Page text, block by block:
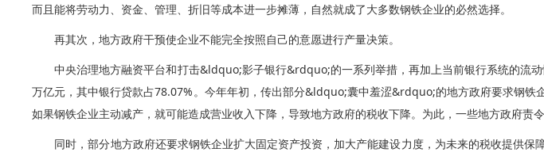
而且能将劳动力、资金、管理、折旧等成本进一步摊薄，自然就成了大多数钢铁企业的必然选择。
再其次，地方政府干预使企业不能完全按照自己的意愿进行产量决策。
中央治理地方融资平台和打击&ldquo;影子银行&rdquo;的一系列举措，再加上当前银行系统的流
万亿元，其中银行贷款占78.07%。今年年初，传出部分&ldquo;囊中羞涩&rdquo;的地方政府要求钢铁
如果钢铁企业主动减产，就可能造成营业收入下降，导致地方政府的税收下降。为此，一些地方政府责
同时，部分地方政府还要求钢铁企业扩大固定资产投资，加大产能建设力度，为未来的税收提供